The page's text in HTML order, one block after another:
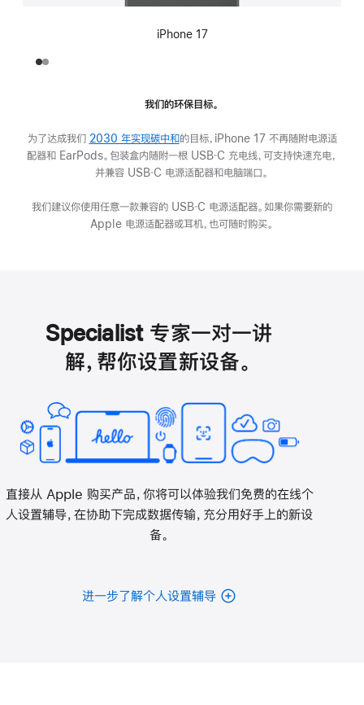
iPhone 17
我们的环保目标。
为了达成我们 2030 年实现碳中和的目标，iPhone 17 不再随附电源适
配器和 EarPods。包装盒内随附一根 USB‑C 充电线，可支持快速充电，
并兼容 USB‑C 电源适配器和电脑端口。
我们建议你使用任意一款兼容的 USB‑C 电源适配器。如果你需要新的
Apple 电源适配器或耳机，也可随时购买。
Specialist 专家一对一讲
解，帮你设置新设备。
直接从 Apple 购买产品，你将可以体验我们免费的在线个
人设置辅导，在协助下完成数据传输，充分用好手上的新设
备。
进一步了解个人设置辅导